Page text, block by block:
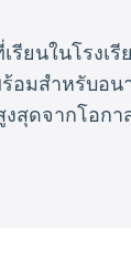
รียนในโรง
มสำหรับอน
งสุดจากโอก